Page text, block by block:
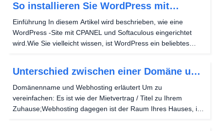
So installieren Sie WordPress mit
SoftAculous in CPanel
Einführung In diesem Artikel wird beschrieben, wie eine
WordPress -Site mit CPANEL und Softaculous eingerichtet
wird.Wie Sie vielleicht wissen, ist WordPress ein beliebtes
Unterschied zwischen einer Domäne und
einer Website
Domänenname und Webhosting erläutert Um zu
vereinfachen: Es ist wie der Mietvertrag / Titel zu Ihrem
Zuhause;Webhosting dagegen ist der Raum Ihres Hauses, in